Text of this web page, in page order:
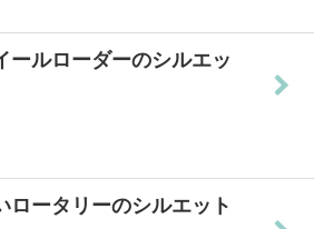
ールローダーのシルエッ
ロータリーのシルエット